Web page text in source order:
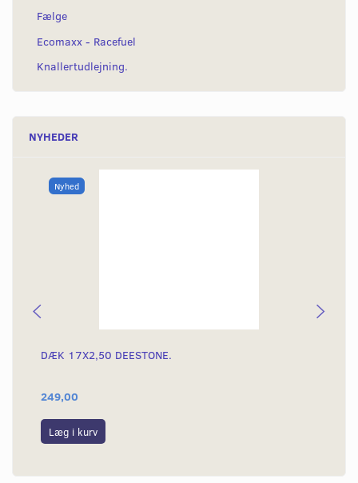
Fælge
Ecomaxx - Racefuel
Knallertudlejning.
NYHEDER
Nyhed
DÆK 17X2,50 DEESTONE.
249,00
Læg i kurv